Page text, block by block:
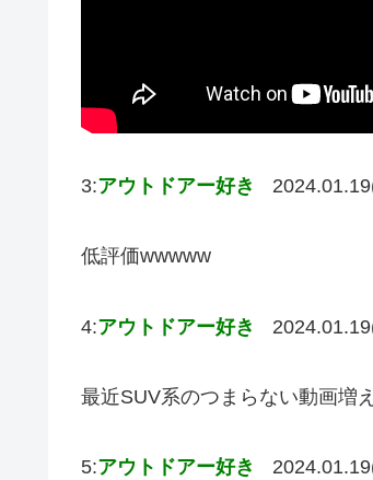
3:アウトドアー好き
低評価wwwww
4:アウトドアー好き
最近SUV系のつまらない動画増
5:アウトドアー好き